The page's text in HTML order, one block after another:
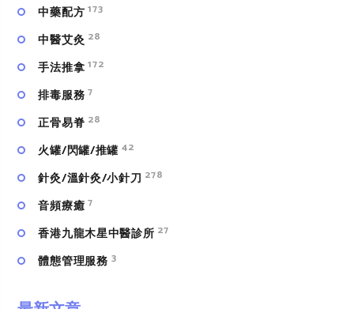
中藥配方 173
中醫艾灸 28
手法推拿 172
排毒服務 7
正骨易脊 28
火罐/閃罐/推罐 42
針灸/溫針灸/小針刀 278
⾳頻療癒 7
香港九龍木星中醫診所 27
體態管理服務 3